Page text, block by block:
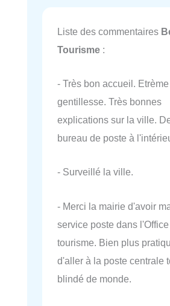
Liste des commentaires
Tourisme :
- Très bon accueil. Etrème
gentillesse. Très bonnes
explications sur la ville.
bureau de poste à
- Surveillé la ville.
- Merci la mairie d'avoir
service poste dans
tourisme. Bien plus
d'aller à la poste centrale
blindé de monde.